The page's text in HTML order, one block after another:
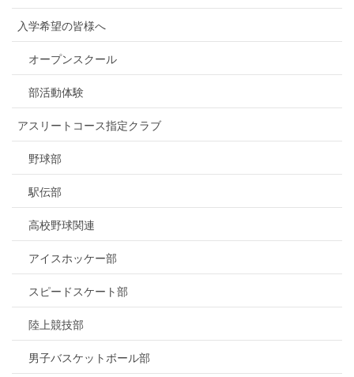
入学希望の皆様へ
オープンスクール
部活動体験
アスリートコース指定クラブ
野球部
駅伝部
高校野球関連
アイスホッケー部
スピードスケート部
陸上競技部
男子バスケットボール部